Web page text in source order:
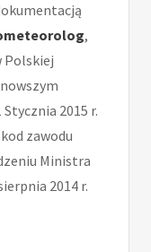
,
Polskiej
2015 r.
zawodu
Ministra
2014 r.